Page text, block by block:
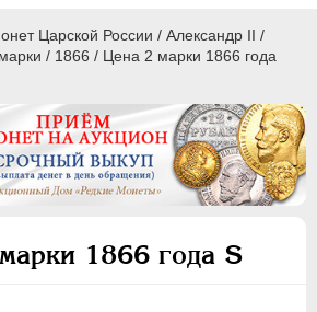
Царской России / Александр II /
/ 1866 / Цена 2 марки 1866 года
1866 года S
1727
1730-1740